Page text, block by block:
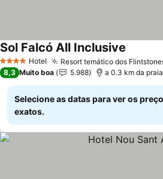
4 EstrelasHotel Resort temático dos
Sol Falcó All Inclusive
8,3 Muito boa 5.988 a 0.3 km da praia
Selecione as datas para ver os
exatos.